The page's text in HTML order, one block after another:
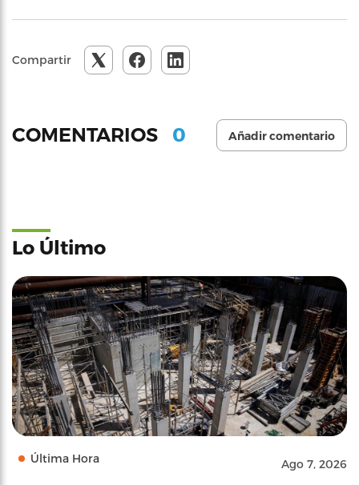
Compartir
COMENTARIOS 0 Añadir comentario
Lo Último
Última Hora Ago 7, 2026